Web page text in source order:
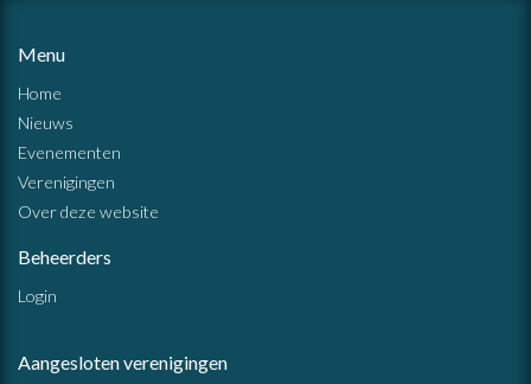
Menu
Home
Nieuws
Evenementen
Verenigingen
Over deze website
Beheerders
Login
Aangesloten verenigingen